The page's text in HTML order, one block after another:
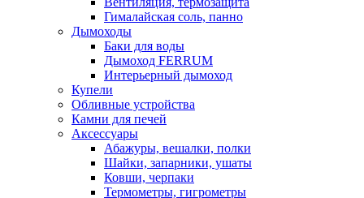
Гималайская соль, панно
Дымоходы
Баки для воды
Дымоход FERRUM
Интерьерный дымоход
Купели
Обливные устройства
Камни для печей
Аксессуары
Абажуры, вешалки, полки
Шайки, запарники, ушаты
Ковши, черпаки
Термометры, гигрометры